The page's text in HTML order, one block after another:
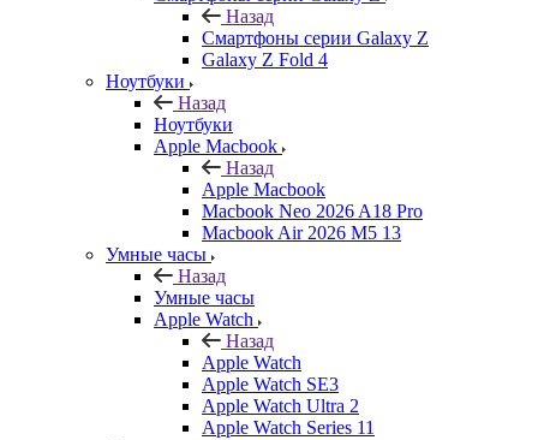
Назад
Смартфоны серии Galaxy Z
Galaxy Z Fold 4
Ноутбуки
Назад
Ноутбуки
Apple Macbook
Назад
Apple Macbook
Macbook Neo 2026 A18 Pro
Macbook Air 2026 M5 13
Умные часы
Назад
Умные часы
Apple Watch
Назад
Apple Watch
Apple Watch SE3
Apple Watch Ultra 2
Apple Watch Series 11